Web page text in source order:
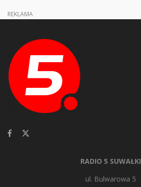
REKLAMA
RADIO 5 SUWAŁKI
ul. Bulwarowa 5